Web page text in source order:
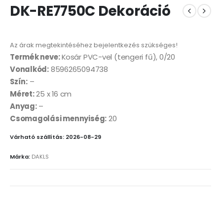
DK-RE7750C Dekoráció
Az árak megtekintéséhez bejelentkezés szükséges!
Termék neve:Kosár PVC-vel (tengeri fű), 0/20
Vonalkód:8596265094738
Szín:–
Méret:25 x 16 cm
Anyag:–
Csomagolási mennyiség:20
Várható szállítás: 2026-08-29
Márka: DAKLS